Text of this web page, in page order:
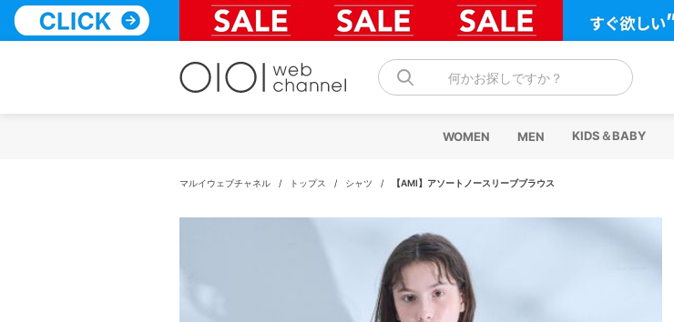
テ
何かお探しですか？
WOMEN MEN KIDS＆BABY
マルイウェブチャネル / トップス / シャツ / 【AMI】アソートノースリーブブラウス